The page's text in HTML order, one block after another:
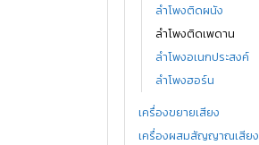
ลำโพงติดผนัง
ลำโพงติดเพดาน
ลำโพงอเนกประสงค์
ลำโพงฮอร์น
เครื่องขยายเสียง
เครื่องผสมสัญญาณเสียง